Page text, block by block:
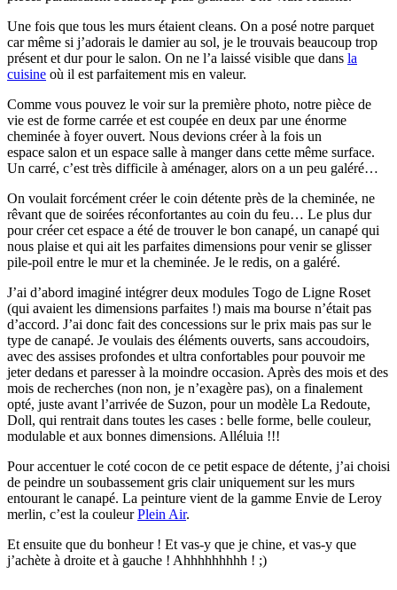
Une fois que tous les murs étaient cleans. On a posé notre parquet
car même si j’adorais le damier au sol, je le trouvais beaucoup trop
présent et dur pour le salon. On ne l’a laissé visible que dans la
cuisine où il est parfaitement mis en valeur.
Comme vous pouvez le voir sur la première photo, notre pièce de
vie est de forme carrée et est coupée en deux par une énorme
cheminée à foyer ouvert. Nous devions créer à la fois un
espace salon et un espace salle à manger dans cette même surface.
Un carré, c’est très difficile à aménager, alors on a un peu galéré…
On voulait forcément créer le coin détente près de la cheminée, ne
rêvant que de soirées réconfortantes au coin du feu… Le plus dur
pour créer cet espace a été de trouver le bon canapé, un canapé qui
nous plaise et qui ait les parfaites dimensions pour venir se glisser
pile-poil entre le mur et la cheminée. Je le redis, on a galéré.
J’ai d’abord imaginé intégrer deux modules Togo de Ligne Roset
(qui avaient les dimensions parfaites !) mais ma bourse n’était pas
d’accord. J’ai donc fait des concessions sur le prix mais pas sur le
type de canapé. Je voulais des éléments ouverts, sans accoudoirs,
avec des assises profondes et ultra confortables pour pouvoir me
jeter dedans et paresser à la moindre occasion. Après des mois et des
mois de recherches (non non, je n’exagère pas), on a finalement
opté, juste avant l’arrivée de Suzon, pour un modèle La Redoute,
Doll, qui rentrait dans toutes les cases : belle forme, belle couleur,
modulable et aux bonnes dimensions. Alléluia !!!
Pour accentuer le coté cocon de ce petit espace de détente, j’ai choisi
de peindre un soubassement gris clair uniquement sur les murs
entourant le canapé. La peinture vient de la gamme Envie de Leroy
merlin, c’est la couleurPlein Air.
Et ensuite que du bonheur ! Et vas-y que je chine, et vas-y que
j’achète à droite et à gauche ! Ahhhhhhhhh ! ;)